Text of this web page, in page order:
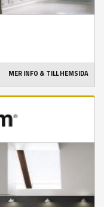
MER INFO & TILL HEMSIDA